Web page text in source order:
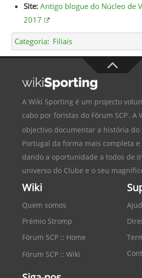
Site: Antigo blogue do Núcleo de
2017
Categoria: Filiais
A Wiki Sporting é um projecto
cabo por foristas do Fórum SCP. A
objectivo documentar a história do
Portugal da forma mais completa
dando a oportunidade a todos de
universo do Clube e o seu
Wiki
Quem somos
Prémio Stromp
Fórum SCP :: Home
Fórum SCP :: Wiki